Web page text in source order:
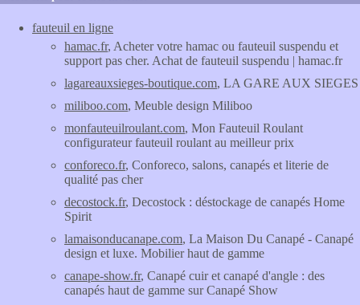
fauteuil en ligne
hamac.fr, Acheter votre hamac ou fauteuil suspendu et
support pas cher. Achat de fauteuil suspendu | hamac.fr
lagareauxsieges-boutique.com, LA GARE AUX SIEGES
miliboo.com, Meuble design Miliboo
monfauteuilroulant.com, Mon Fauteuil Roulant
configurateur fauteuil roulant au meilleur prix
conforeco.fr, Conforeco, salons, canapés et literie de
qualité pas cher
decostock.fr, Decostock : déstockage de canapés Home
Spirit
lamaisonducanape.com, La Maison Du Canapé - Canapé
design et luxe. Mobilier haut de gamme
canape-show.fr, Canapé cuir et canapé d'angle : des
canapés haut de gamme sur Canapé Show